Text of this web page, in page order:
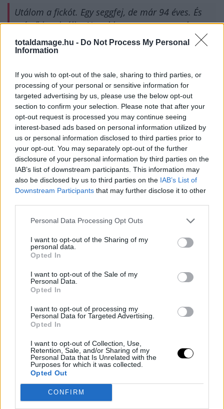
totaldamage.hu - Do Not Process My Personal
Information
If you wish to opt-out of the sale, sharing to third parties, or
processing of your personal or sensitive information for
targeted advertising by us, please use the below opt-out
section to confirm your selection. Please note that after your
opt-out request is processed you may continue seeing
interest-based ads based on personal information utilized by
us or personal information disclosed to third parties prior to
your opt-out. You may separately opt-out of the further
disclosure of your personal information by third parties on the
IAB’s list of downstream participants. This information may
also be disclosed by us to third parties on the IAB’s List of
Downstream Participants that may further disclose it to other
Personal Data Processing Opt Outs
I want to opt-out of the Sharing of my
personal data.
Opted In
I want to opt-out of the Sale of my
Personal Data.
Opted In
I want to opt-out of processing my
Personal Data for Targeted Advertising.
Opted In
I want to opt-out of Collection, Use,
Retention, Sale, and/or Sharing of my
Personal Data that Is Unrelated with the
Purposes for which it was collected.
Opted Out
CONFIRM
Utálom a fickót. Egy seggfej, de már 94 éves. És
még ő is csinálja. Nem hittem a szememnek:
egyik nap Las Vegasban volt este 9-kor egy WNBA
meccsen, másnap Szaúd-Arábiában volt egy
tisztelem benne. Hogy is ne tisztelném?
Dana White ősidők óta a UFC vezére, és csak a titulusa
változott meg, korábban a UFC főnökeként emlegettük,
de ugyanúgy ő volt a fő döntéshozó. Lehet rá mondani
jót és rosszat is, viszont az egészen biztos, hogy bárki is
lett volna a helyében ez idő alatt, biztosan arról az
emberről is lehetne mondani ugyanúgy jót is és rosszat
Az biztos, hogy piszkosul érti a dolgát White, általában
pislogunk, hogy hogyan tud megjegyezni ennyi mindent
a bunyósokról, és az is elképesztő, milyen jól tud
Neki köszönhetjük azt is, hogy a covid idején tudtunk
White meg megoldotta. Ezért örök hálával tartozunk
neki, és ez csak egy pozitív dolog a temérdek többi
Más már tényleg visszavonult volna, vagy
idegösszeroppanást kapott volna a sok munkától – erre
a melóra tényleg csak egy fanatikus rajongó képes,
mint Dana White.